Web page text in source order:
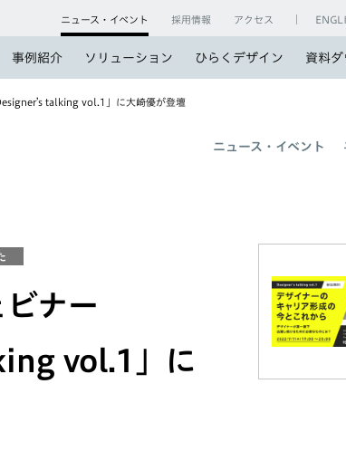
事例紹介 ソリューション ひらくデザイン 資料
ニュース・イベント 採用情報 アクセス
talking vol.1」に大崎優が登壇
ニュース・イベント
ナー
vol.1」に